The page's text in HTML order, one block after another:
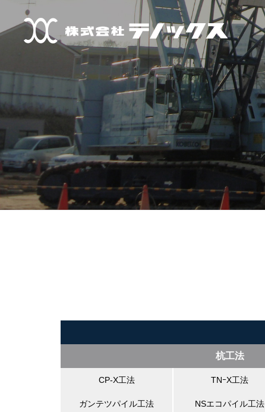
杭工法
CP-X工法 TNｰX工法
ガンテツパイル工法 NSエコパイル工法